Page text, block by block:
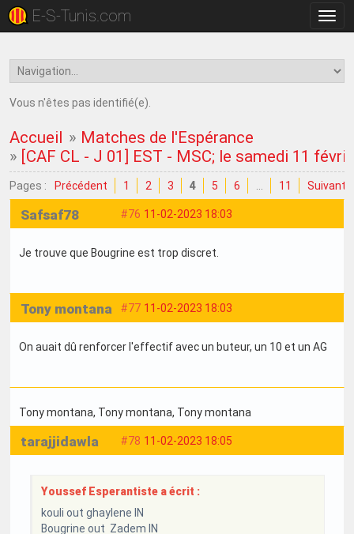
la
E-S-Tunis.com
Vous n'êtes pas identifié(e).
Accueil » Matches de l'Espérance
» [CAF CL - J 01] EST - MSC; le samedi 11
Pages : Précédent 1 2 3 4 5 6 11 Suivant
#76 11-02-2023 18:03
Safsaf78
Je trouve que Bougrine est trop discret.
#77 11-02-2023 18:03
Tony montana
On auait dû renforcer l'effectif avec un buteur, un 10 et un AG
Tony montana, Tony montana, Tony montana
#78 11-02-2023 18:05
tarajjidawla
Youssef Esperantiste a écrit :
kouli out ghaylene IN
Bougrine out Zadem IN